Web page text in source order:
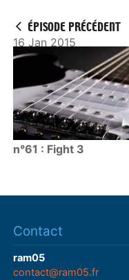
ÉPISODE PRÉCÉDENT
16 Jan 2015
n°61 : Fight 3
Contact
ram05
contact@ram05.fr